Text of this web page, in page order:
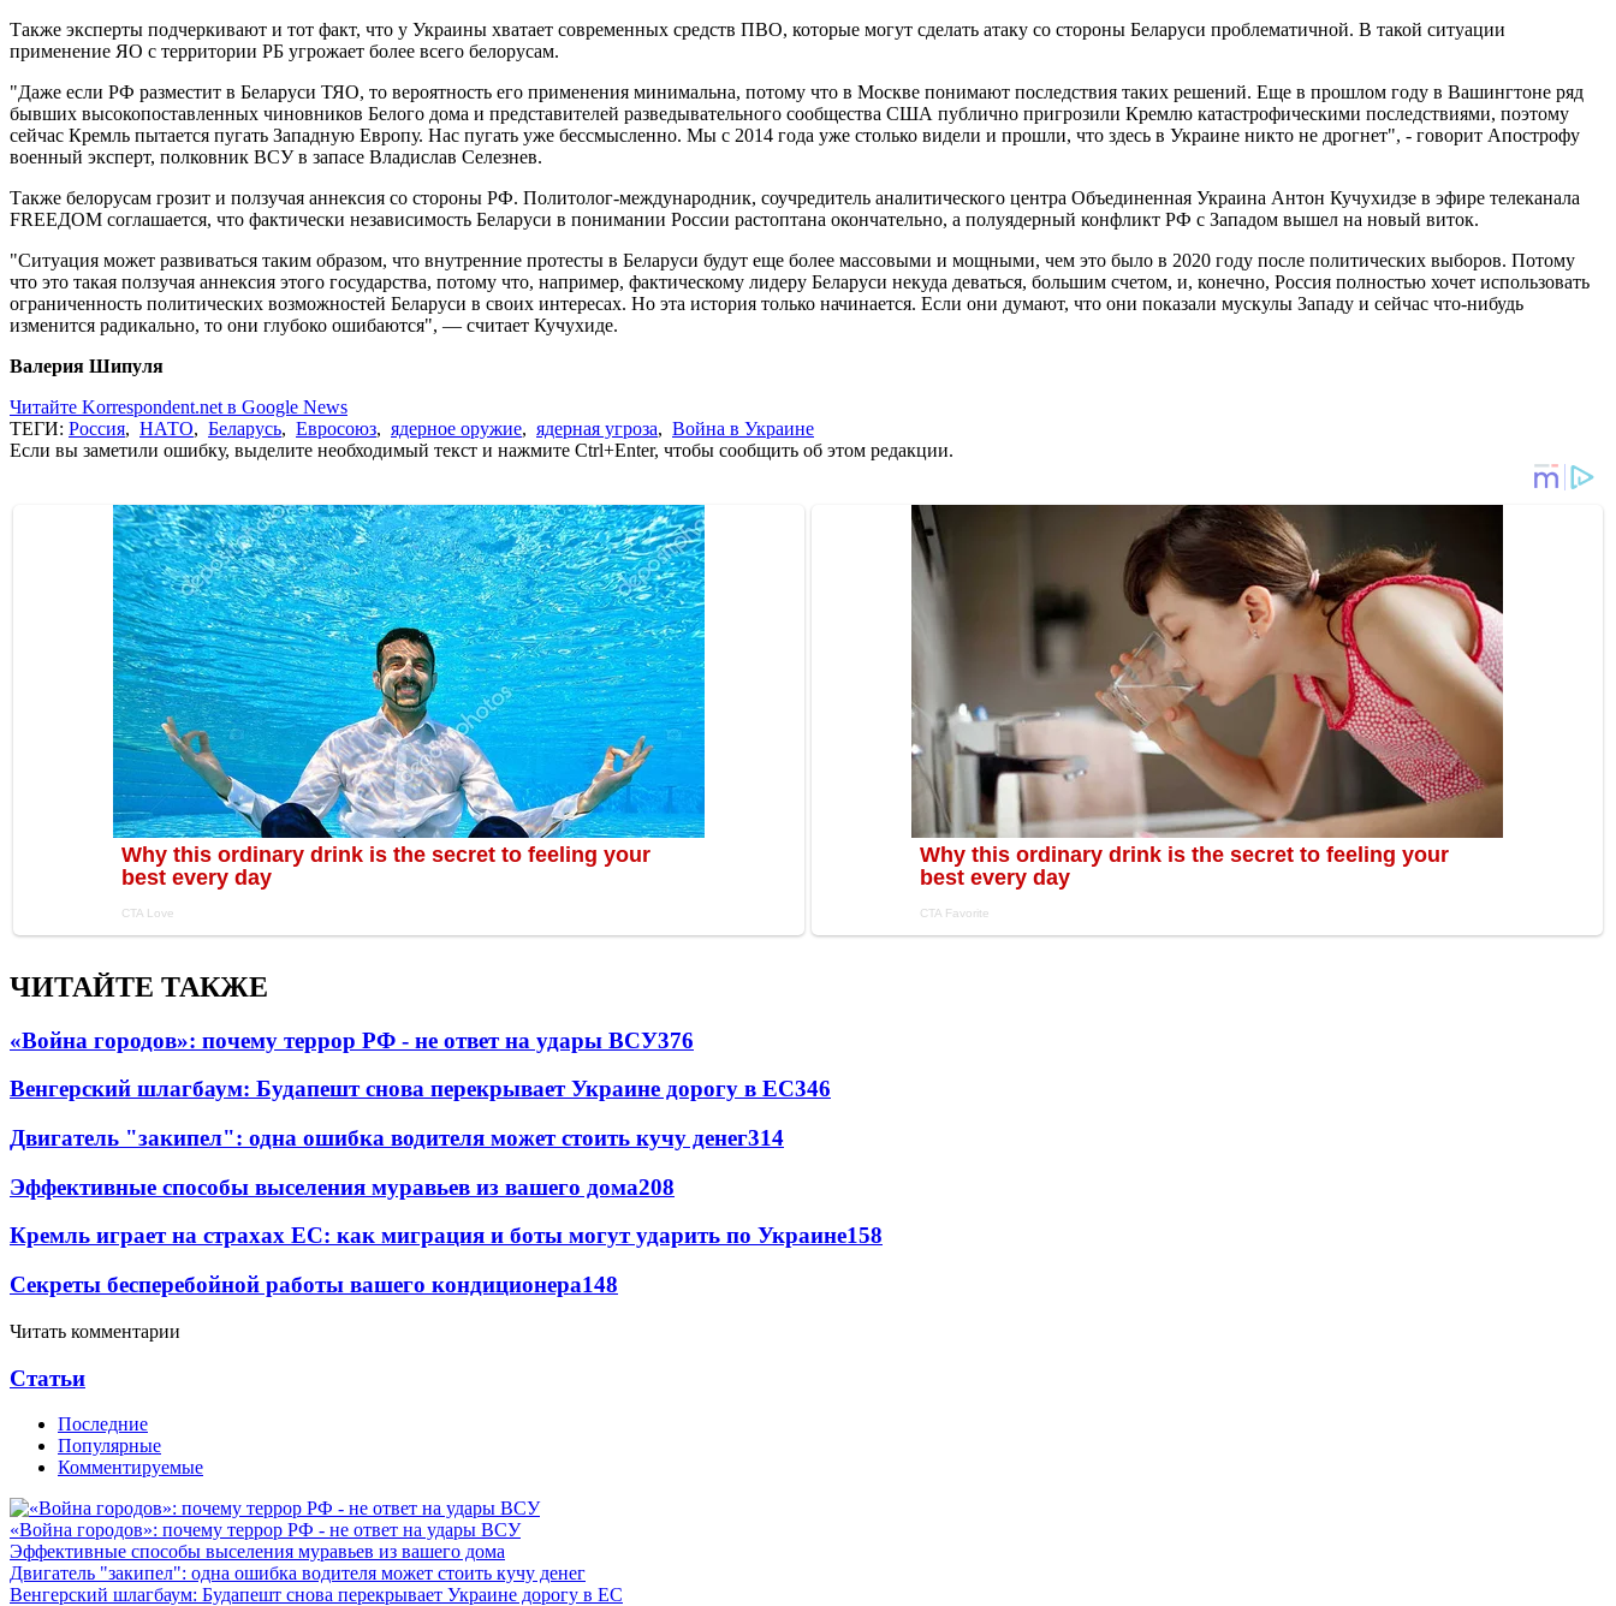
Также эксперты подчеркивают и тот факт, что у Украины хватает современных средств ПВО, которые могут сделать атаку со стороны Беларуси проблематичной. В такой ситуации
применение ЯО с территории РБ угрожает более всего белорусам.
"Даже если РФ разместит в Беларуси ТЯО, то вероятность его применения минимальна, потому что в Москве понимают последствия таких решений. Еще в прошлом году в Вашингтоне ряд
бывших высокопоставленных чиновников Белого дома и представителей разведывательного сообщества США публично пригрозили Кремлю катастрофическими последствиями, поэтому
сейчас Кремль пытается пугать Западную Европу. Нас пугать уже бессмысленно. Мы с 2014 года уже столько видели и прошли, что здесь в Украине никто не дрогнет", - говорит Апострофу
военный эксперт, полковник ВСУ в запасе Владислав Селезнев.
Также белорусам грозит и ползучая аннексия со стороны РФ. Политолог-международник, соучредитель аналитического центра Объединенная Украина Антон Кучухидзе в эфире телеканала
FREEДОМ соглашается, что фактически независимость Беларуси в понимании России растоптана окончательно, а полуядерный конфликт РФ с Западом вышел на новый виток.
"Ситуация может развиваться таким образом, что внутренние протесты в Беларуси будут еще более массовыми и мощными, чем это было в 2020 году после политических выборов. Потому
что это такая ползучая аннексия этого государства, потому что, например, фактическому лидеру Беларуси некуда деваться, большим счетом, и, конечно, Россия полностью хочет использовать
ограниченность политических возможностей Беларуси в своих интересах. Но эта история только начинается. Если они думают, что они показали мускулы Западу и сейчас что-нибудь
изменится радикально, то они глубоко ошибаются", — считает Кучухиде.
Валерия Шипуля
Читайте Korrespondent.net в Google News
ТЕГИ: Россия, НАТО, Беларусь, Евросоюз, ядерное оружие, ядерная угроза, Война в Украине
Если вы заметили ошибку, выделите необходимый текст и нажмите Ctrl+Enter, чтобы сообщить об этом редакции.
ЧИТАЙТЕ ТАКЖЕ
«Война городов»: почему террор РФ - не ответ на удары ВСУ376
Венгерский шлагбаум: Будапешт снова перекрывает Украине дорогу в ЕС346
Двигатель "закипел": одна ошибка водителя может стоить кучу денег314
Эффективные способы выселения муравьев из вашего дома208
Кремль играет на страхах ЕС: как миграция и боты могут ударить по Украине158
Секреты бесперебойной работы вашего кондиционера148
Читать комментарии
Статьи
Последние
Популярные
Комментируемые
«Война городов»: почему террор РФ - не ответ на удары ВСУ
Эффективные способы выселения муравьев из вашего дома
Двигатель "закипел": одна ошибка водителя может стоить кучу денег
Венгерский шлагбаум: Будапешт снова перекрывает Украине дорогу в ЕС